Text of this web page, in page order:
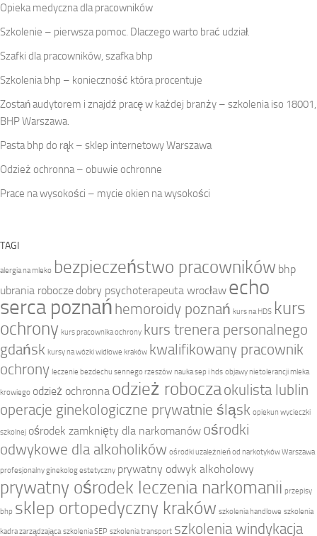
Opieka medyczna dla pracowników
Szkolenie – pierwsza pomoc. Dlaczego warto brać udział.
Szafki dla pracowników, szafka bhp
Szkolenia bhp – konieczność która procentuje
Zostań audytorem i znajdź pracę w każdej branży – szkolenia iso 18001,
BHP Warszawa.
Pasta bhp do rąk – sklep internetowy Warszawa
Odzież ochronna – obuwie ochronne
Prace na wysokości – mycie okien na wysokości
TAGI
alergia na mleko bezpieczeństwo pracowników bhp
ubrania robocze dobry psychoterapeuta wrocław echo
serca poznań hemoroidy poznań kurs na HDS kurs
ochrony kurs pracownika ochrony kurs trenera personalnego
gdańsk kursy na wózki widłowe kraków kwalifikowany pracownik
ochrony leczenie bezdechu sennego rzeszów nauka sep i hds objawy nietolerancji mleka
krowiego odzież ochronna odzież roboczaokulista lublin
operacje ginekologiczne prywatnie śląsk opiekun wycieczki
szkolnej ośrodek zamknięty dla narkomanów ośrodki
odwykowe dla alkoholików ośrodki uzależnień od narkotyków Warszawa
profesjonalny ginekolog estetyczny prywatny odwyk alkoholowy
prywatny ośrodek leczenia narkomanii przepisy
bhp sklep ortopedyczny kraków szkolenia handlowe szkolenia
kadra zarządzająca szkolenia SEP szkolenia transport szkolenia windykacja